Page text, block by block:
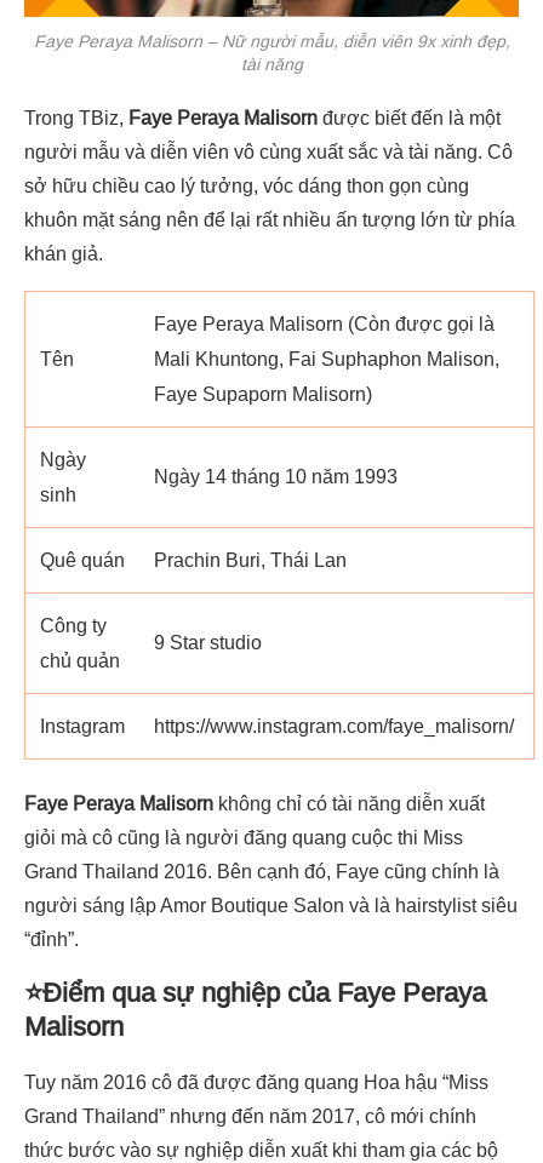
Faye Peraya Malisorn – Nữ người mẫu, diễn viên 9x xinh đẹp,
tài năng
Trong TBiz, Faye Peraya Malisorn được biết đến là một
người mẫu và diễn viên vô cùng xuất sắc và tài năng. Cô
sở hữu chiều cao lý tưởng, vóc dáng thon gọn cùng
khuôn mặt sáng nên để lại rất nhiều ấn tượng lớn từ phía
khán giả.
Tên
Faye Peraya Malisorn (Còn được gọi là
Mali Khuntong, Fai Suphaphon Malison,
Faye Supaporn Malisorn)
Ngày
sinh
Ngày 14 tháng 10 năm 1993
Quê quán Prachin Buri, Thái Lan
Công ty
chủ quản
9 Star studio
Instagram https://www.instagram.com/faye_malisorn/
Faye Peraya Malisorn không chỉ có tài năng diễn xuất
giỏi mà cô cũng là người đăng quang cuộc thi Miss
Grand Thailand 2016. Bên cạnh đó, Faye cũng chính là
người sáng lập Amor Boutique Salon và là hairstylist siêu
“đỉnh”.
⭐Điểm qua sự nghiệp của Faye Peraya
Malisorn
Tuy năm 2016 cô đã được đăng quang Hoa hậu “Miss
Grand Thailand” nhưng đến năm 2017, cô mới chính
thức bước vào sự nghiệp diễn xuất khi tham gia các bộ